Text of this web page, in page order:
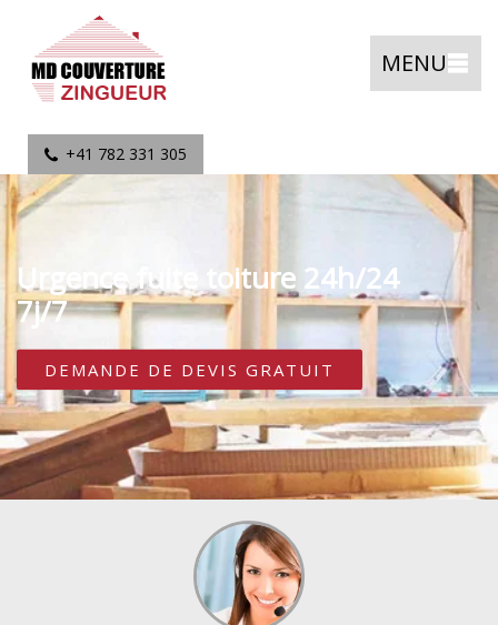
MENU
+41 782 331 305
Urgence fuite toiture 24h/24
7j/7
DEMANDE DE DEVIS GRATUIT